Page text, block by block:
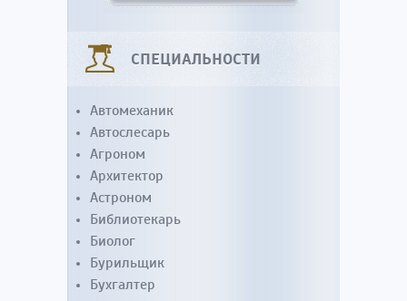
СПЕЦИАЛЬНОСТИ
Автомеханик
Автослесарь
Агроном
Архитектор
Астроном
Библиотекарь
Биолог
Бурильщик
Бухгалтер